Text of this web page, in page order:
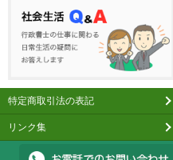
特定商取引法の表記
リンク集